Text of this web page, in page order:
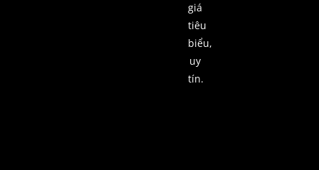
giá
tiêu
biểu,
uy
tín.